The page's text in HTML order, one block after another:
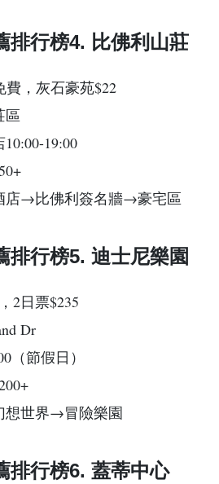
排行榜4. 比佛利山莊
費，灰石豪苑$22
區
10:00-19:00
店→比佛利簽名牆→豪宅區
排行榜5. 迪士尼樂園
2日票$235
Dr
（節假日）
世界→冒險樂園
排行榜6. 蓋蒂中心